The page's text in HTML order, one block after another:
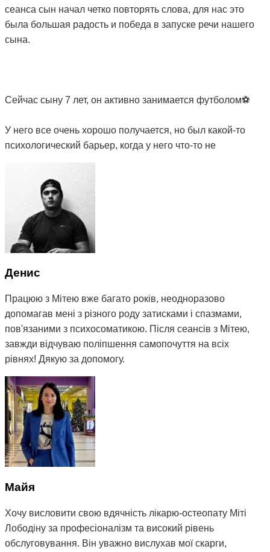
сеанса сын начал четко повторять слова, для нас это
была большая радость и победа в запуске речи нашего
сына.
Сейчас сыну 7 лет, он активно занимается футболом⚽️
У него все очень хорошо получается, но был какой-то
психологический барьер, когда у него что-то не
очень хорошо спал по ночам (часто просыпался,
ворочался, снились плохие сны). Решили снова
обратиться к Мите. После прохождения 5 сеансов и в
течение месяца мы увидели изменения в поведении
сына: он стал меньше расстраиваться при неудачах,
более внимательным и дисциплинированным и намного
лучше спать по ночам.
Вместе с сыном записали к Мите младшую дочь 5 лет,
так как у нее были проблемы со сном, нервозность,
капризы и зависимость от планшета. После сеансов
и избавилась от зависимости от планшета 🙌🏻
Большое спасибо Мите за помощь, профессионализм,
подход к детям и человечность 🤝
Рекомендую Митю как профессионала своего дела 💪
Денис
Працюю з Мітею вже багато років, неодноразово
допомагав мені з різного роду затисками і спазмами,
пов'язаними з психосоматикою. Після сеансів з Мітею,
завжди відчуваю поліпшення самопочуття на всіх
рівнях! Дякую за допомогу.
Майя
Хочу висловити свою вдячність лікарю-остеопату Міті
Лободіну за професіоналізм та високий рівень
обслуговування. Він уважно вислухав мої скарги,